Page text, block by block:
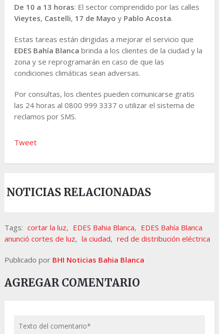
De 10 a 13 horas: El sector comprendido por las calles
Vieytes, Castelli, 17 de Mayo y Pablo Acosta.
Estas tareas están dirigidas a mejorar el servicio que
EDES Bahía Blanca brinda a los clientes de la ciudad y la
zona y se reprogramarán en caso de que las
condiciones climáticas sean adversas.
Por consultas, los clientes pueden comunicarse gratis
las 24 horas al 0800 999 3337 o utilizar el sistema de
reclamos por SMS.
Tweet
NOTICIAS RELACIONADAS
Tags: cortar la luz, EDES Bahia Blanca, EDES Bahía Blanca
anunció cortes de luz, la ciudad, red de distribución eléctrica
Publicado por BHI Noticias Bahia Blanca
AGREGAR COMENTARIO